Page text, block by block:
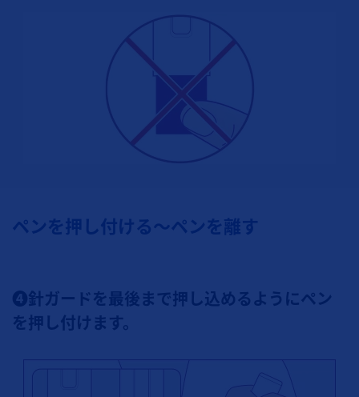
ペンを押し付ける～ペンを離す
❹針ガードを最後まで押し込めるようにペン
を押し付けます。